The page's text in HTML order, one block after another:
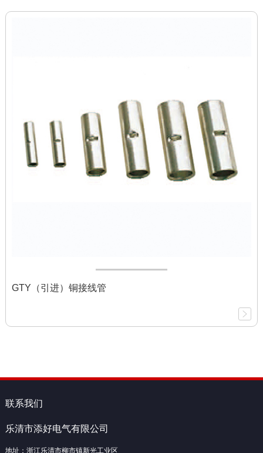
GTY（引进）铜接线管
联系我们
乐清市添好电气有限公司
地址：浙江乐清市柳市镇新光工业区